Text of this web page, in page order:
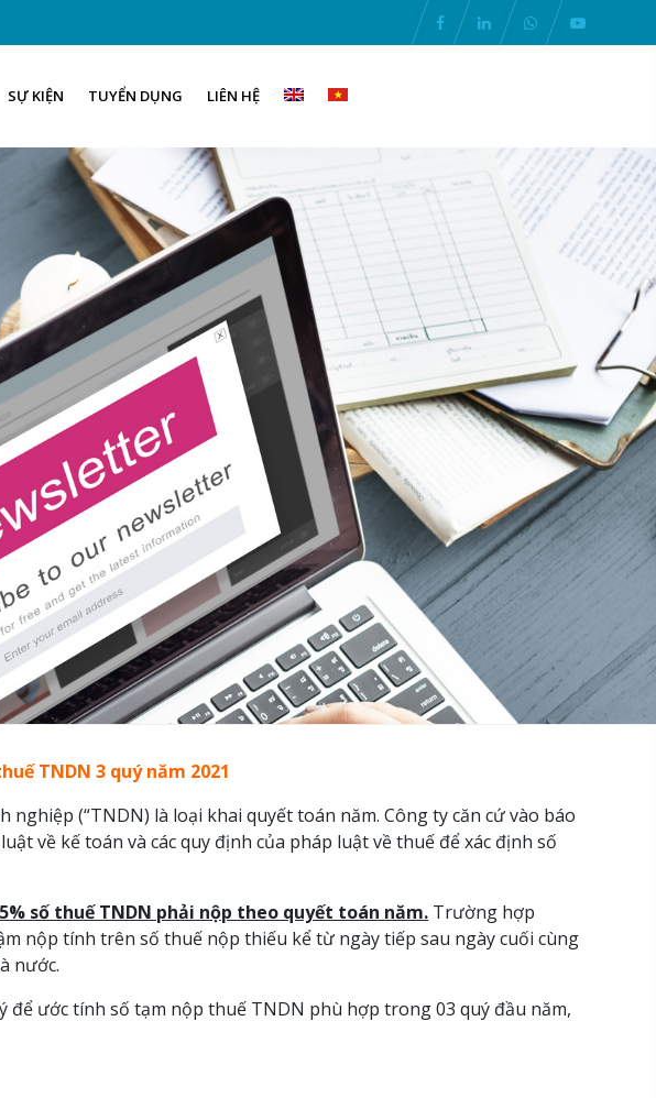
SỰ KIỆN TUYỂN DỤNG LIÊN HỆ
TNDN 3 quý năm 2021
(“TNDN) là loại khai quyết toán năm. Công ty căn cứ vào báo
về kế toán và các quy định của pháp luật về thuế để xác định số
số thuế TNDN phải nộp theo quyết toán năm. Trường hợp
nộp tính trên số thuế nộp thiếu kể từ ngày tiếp sau ngày cuối cùng
nước.
để ước tính số tạm nộp thuế TNDN phù hợp trong 03 quý đầu năm,